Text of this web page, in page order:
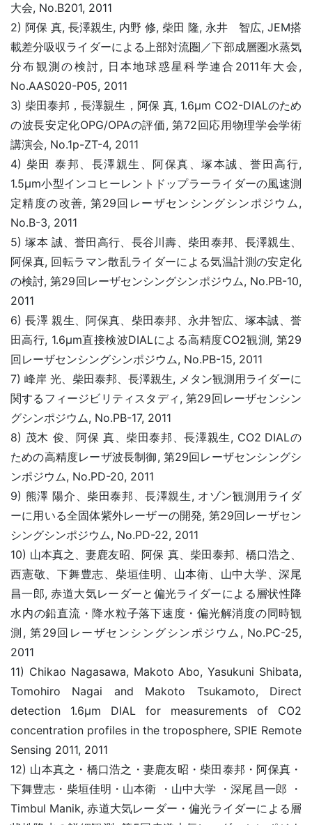
大会, No.B201, 2011
2) 阿保 真, 長澤親生, 内野 修, 柴田 隆, 永井 智広, JEM搭
載差分吸収ライダーによる上部対流圏／下部成層圏水蒸気
分布観測の検討, 日本地球惑星科学連合2011年大会,
No.AAS020-P05, 2011
3) 柴田泰邦，長澤親生，阿保 真, 1.6μm CO2-DIALのため
の波長安定化OPG/OPAの評価, 第72回応用物理学会学術
講演会, No.1p-ZT-4, 2011
4) 柴田 泰邦、長澤親生、阿保真、塚本誠、誉田高行,
1.5μm小型インコヒーレントドップラーライダーの風速測
定精度の改善, 第29回レーザセンシングシンポジウム,
No.B-3, 2011
5) 塚本 誠、誉田高行、長谷川壽、柴田泰邦、長澤親生、
阿保真, 回転ラマン散乱ライダーによる気温計測の安定化
の検討, 第29回レーザセンシングシンポジウム, No.PB-10,
2011
6) 長澤 親生、阿保真、柴田泰邦、永井智広、塚本誠、誉
田高行, 1.6μm直接検波DIALによる高精度CO2観測, 第29
回レーザセンシングシンポジウム, No.PB-15, 2011
7) 峰岸 光、柴田泰邦、長澤親生, メタン観測用ライダーに
関するフィージビリティスタディ, 第29回レーザセンシン
グシンポジウム, No.PB-17, 2011
8) 茂木 俊、阿保 真、柴田泰邦、長澤親生, CO2 DIALの
ための高精度レーザ波長制御, 第29回レーザセンシングシ
ンポジウム, No.PD-20, 2011
9) 熊澤 陽介、柴田泰邦、長澤親生, オゾン観測用ライダ
ーに用いる全固体紫外レーザーの開発, 第29回レーザセン
シングシンポジウム, No.PD-22, 2011
10) 山本真之、妻鹿友昭、阿保 真、柴田泰邦、橋口浩之、
西憲敬、下舞豊志、柴垣佳明、山本衛、山中大学、深尾
昌一郎, 赤道大気レーダーと偏光ライダーによる層状性降
水内の鉛直流・降水粒子落下速度・偏光解消度の同時観
測, 第29回レーザセンシングシンポジウム, No.PC-25,
2011
11) Chikao Nagasawa, Makoto Abo, Yasukuni Shibata,
Tomohiro Nagai and Makoto Tsukamoto, Direct
detection 1.6μm DIAL for measurements of CO2
concentration profiles in the troposphere, SPIE Remote
Sensing 2011, 2011
12) 山本真之・橋口浩之・妻鹿友昭・柴田泰邦・阿保真・
下舞豊志・柴垣佳明・山本衛 ・山中大学 ・深尾昌一郎 ・
Timbul Manik, 赤道大気レーダー・偏光ライダーによる層